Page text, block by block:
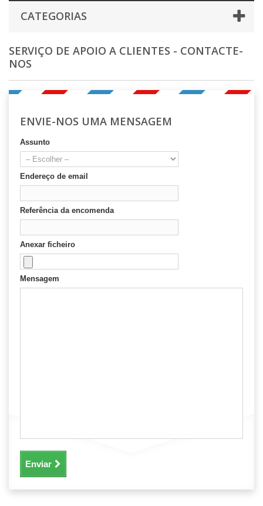
CATEGORIAS
SERVIÇO DE APOIO A CLIENTES - CONTACTE-
NOS
ENVIE-NOS UMA MENSAGEM
Assunto
Endereço de email
Referência da encomenda
Anexar ficheiro
Mensagem
Enviar